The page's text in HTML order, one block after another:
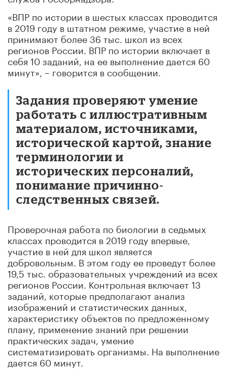
«ВПР по истории в шестых классах проводится
в 2019 году в штатном режиме, участие в ней
принимают более 36 тыс. школ из всех
регионов России. ВПР по истории включает в
себя 10 заданий, на ее выполнение дается 60
минут», – говорится в сообщении.
Задания проверяют умение
работать с иллюстративным
материалом, источниками,
исторической картой, знание
терминологии и
исторических персоналий,
понимание причинно-
следственных связей.
Проверочная работа по биологии в седьмых
классах проводится в 2019 году впервые,
участие в ней для школ является
добровольным. В этом году ее проведут более
19,5 тыс. образовательных учреждений из всех
регионов России. Контрольная включает 13
заданий, которые предполагают анализ
изображений и статистических данных,
характеристику объектов по предложенному
плану, применение знаний при решении
практических задач, умение
систематизировать организмы. На выполнение
дается 60 минут.